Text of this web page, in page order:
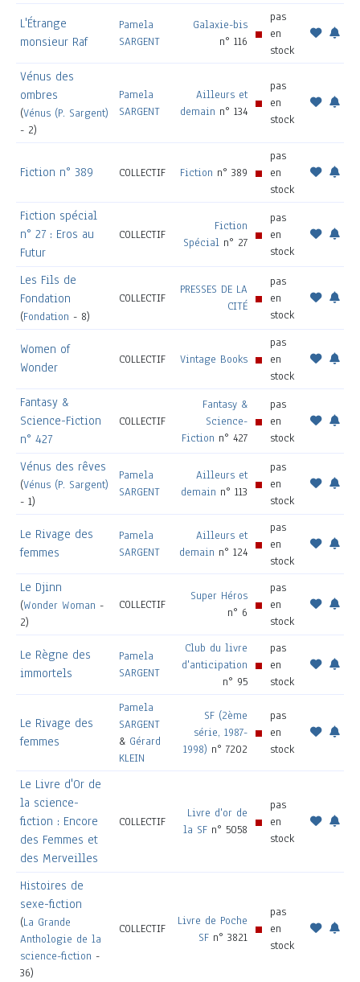
L'Étrange
monsieur Raf
Pamela
SARGENT
Galaxie-bis
n° 116
pas
en
stock
Vénus des
ombres
(Vénus (P. Sargent)
- 2)
Pamela
SARGENT
Ailleurs et
demain n° 134
pas
en
stock
Fiction n° 389 COLLECTIF Fiction n° 389
pas
en
stock
Fiction spécial
n° 27 : Eros au
Futur
COLLECTIF
Fiction
Spécial n° 27
pas
en
stock
Les Fils de
Fondation
(Fondation - 8)
COLLECTIF
PRESSES DE LA
CITÉ
pas
en
stock
Women of
Wonder
COLLECTIF Vintage Books
pas
en
stock
Fantasy &
Science-Fiction
n° 427
COLLECTIF
Fantasy &
Science-
Fiction n° 427
pas
en
stock
Vénus des rêves
(Vénus (P. Sargent)
- 1)
Pamela
SARGENT
Ailleurs et
demain n° 113
pas
en
stock
Le Rivage des
femmes
Pamela
SARGENT
Ailleurs et
demain n° 124
pas
en
stock
Le Djinn
(Wonder Woman -
2)
COLLECTIF
Super Héros
n° 6
pas
en
stock
Le Règne des
immortels
Pamela
SARGENT
Club du livre
d'anticipation
n° 95
pas
en
stock
Le Rivage des
femmes
Pamela
SARGENT
& Gérard
KLEIN
SF (2ème
série, 1987-
1998) n° 7202
pas
en
stock
Le Livre d'Or de
la science-
fiction : Encore
des Femmes et
des Merveilles
COLLECTIF
Livre d'or de
la SF n° 5058
pas
en
stock
Histoires de
sexe-fiction
(La Grande
Anthologie de la
science-fiction -
36)
COLLECTIF
Livre de Poche
SF n° 3821
pas
en
stock